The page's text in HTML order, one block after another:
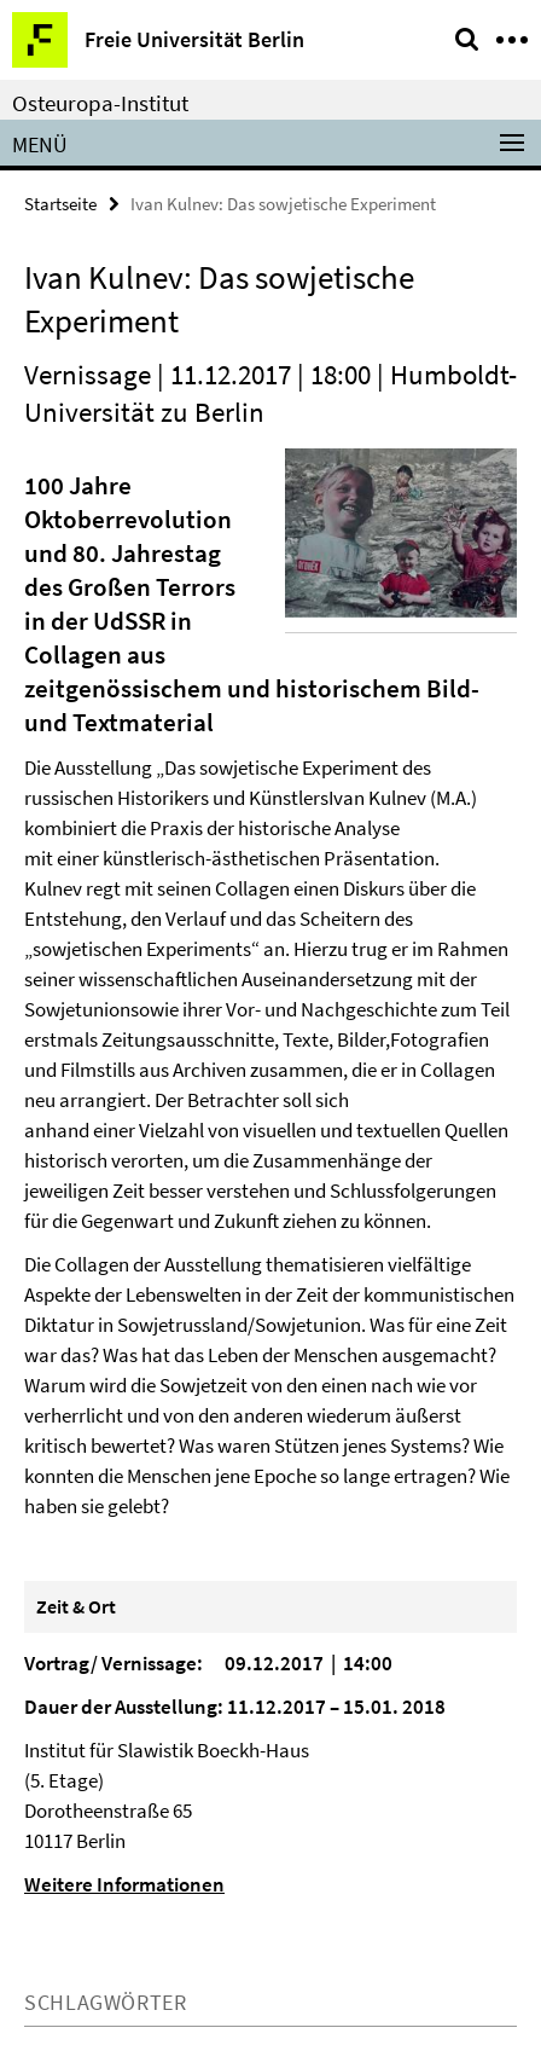
Springe
direkt
zu
Inhalt
Freie Universität Berlin
Service-
Navigation
Osteuropa-Institut
MENÜ
Startseite Ivan Kulnev: Das sowjetische Experiment
Ivan Kulnev: Das sowjetische
Experiment
Vernissage | 11.12.2017 | 18:00 | Humboldt-
Universität zu Berlin
100 Jahre
Oktoberrevolution
und 80. Jahrestag
des Großen Terrors
in der UdSSRin
Collagen aus
zeitgenössischem und historischem Bild-
und Textmaterial
Die Ausstellung „Das sowjetische Experiment des
russischen Historikers und KünstlersIvan Kulnev (M.A.)
kombiniert die Praxis der historische Analyse
mit einer künstlerisch-ästhetischen Präsentation.
Kulnev regt mit seinen Collagen einen Diskurs über die
Entstehung, den Verlauf und das Scheitern des
„sowjetischen Experiments“ an. Hierzu trug er im Rahmen
seiner wissenschaftlichen Auseinandersetzung mit der
Sowjetunionsowie ihrer Vor- und Nachgeschichte zum Teil
erstmals Zeitungsausschnitte, Texte, Bilder,Fotografien
und Filmstills aus Archiven zusammen, die er in Collagen
neu arrangiert. Der Betrachter soll sich
anhand einer Vielzahl von visuellen und textuellen Quellen
historisch verorten, um die Zusammenhänge der
jeweiligen Zeit besser verstehen und Schlussfolgerungen
für die Gegenwart und Zukunft ziehen zu können.
Die Collagen der Ausstellung thematisieren vielfältige
Aspekte der Lebenswelten in der Zeit der kommunistischen
Diktatur in Sowjetrussland/Sowjetunion. Was für eine Zeit
war das? Was hat das Leben der Menschen ausgemacht?
Warum wird die Sowjetzeit von den einen nach wie vor
verherrlicht und von den anderen wiederum äußerst
kritisch bewertet? Was waren Stützen jenes Systems? Wie
konnten die Menschen jene Epoche so lange ertragen? Wie
haben sie gelebt?
Zeit & Ort
Vortrag/ Vernissage: 09.12.2017 | 14:00
Dauer der Ausstellung: 11.12.2017 – 15.01. 2018
Institut für Slawistik Boeckh-Haus
(5. Etage)
Dorotheenstraße 65
10117 Berlin
Weitere Informationen
SCHLAGWÖRTER